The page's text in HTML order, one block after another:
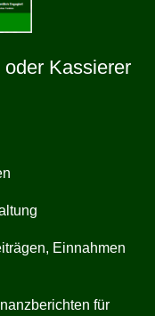
Kassierer
Einnahmen
für